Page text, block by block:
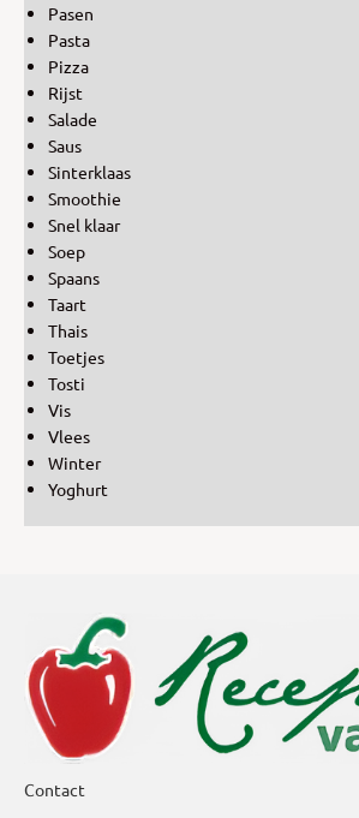
Pasen
Pasta
Pizza
Rijst
Salade
Saus
Sinterklaas
Smoothie
Snel klaar
Soep
Spaans
Taart
Thais
Toetjes
Tosti
Vis
Vlees
Winter
Yoghurt
Contact